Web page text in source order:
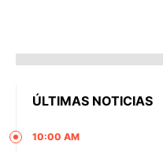
ÚLTIMAS NOTICIAS
10:00 AM